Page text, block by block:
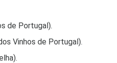
de Portugal).
Vinhos de Portugal).